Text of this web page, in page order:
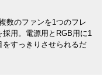
数のファンを1つのフレ
用。電源用とRGB用に1
すっきりさせられるだ